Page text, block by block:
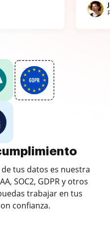
tus datos es nuestra
SOC2, GDPR y otros
trabajar en tus
confianza.